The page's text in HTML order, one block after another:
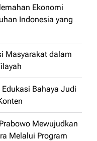
Ekonomi
Indonesia yang
Masyarakat dalam
Bahaya Judi
Mewujudkan
Melalui Program